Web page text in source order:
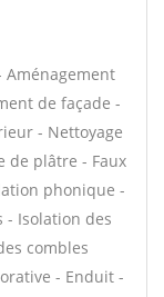
Aménagement
de façade -
- Nettoyage
de plâtre - Faux
phonique -
Isolation des
combles
- Enduit -